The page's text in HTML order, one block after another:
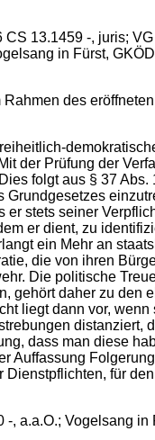
13.1459 -, juris;
in Fürst,
des eröffneten
der Prüfung der
folgt aus § 37 Abs.
stets seiner
er dient, zu
ein Mehr an
die von ihren
Die politische
gehört daher zu den
liegt dann vor, wenn
distanziert,
dass man diese
Auffassung
für
, a.a.O.; Vogelsang in